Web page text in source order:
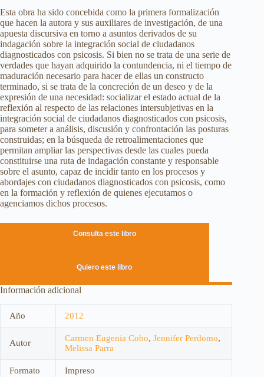
Esta obra ha sido concebida como la primera formalización
que hacen la autora y sus auxiliares de investigación, de una
apuesta discursiva en torno a asuntos derivados de su
indagación sobre la integración social de ciudadanos
diagnosticados con psicosis. Si bien no se trata de una serie de
verdades que hayan adquirido la contundencia, ni el tiempo de
maduración necesario para hacer de ellas un constructo
terminado, si se trata de la concreción de un deseo y de la
expresión de una necesidad: socializar el estado actual de la
reflexión al respecto de las relaciones intersubjetivas en la
integración social de ciudadanos diagnosticados con psicosis,
para someter a análisis, discusión y confrontación las posturas
construidas; en la búsqueda de retroalimentaciones que
permitan ampliar las perspectivas desde las cuales pueda
constituirse una ruta de indagación constante y responsable
sobre el asunto, capaz de incidir tanto en los procesos y
abordajes con ciudadanos diagnosticados con psicosis, como
en la formación y reflexión de quienes ejecutamos o
agenciamos dichos procesos.
Consulta este libro
Quiero este libro
Información adicional
Año 2012
Autor Carmen Eugenia Cobo, Jennifer Perdomo,
Melissa Parra
Formato Impreso